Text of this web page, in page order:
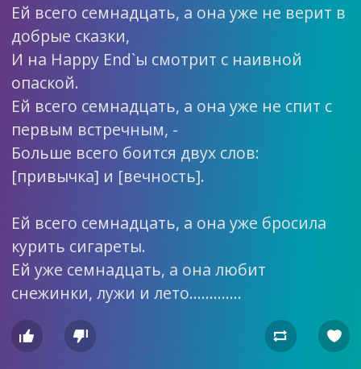
Ей всего семнадцать, а она уже не верит в
добрые сказки,
И на Happy End`ы смотрит с наивной
опаской.
Ей всего семнадцать, а она уже не спит с
первым встречным, -
Больше всего боится двух слов:
[привычка] и [вечность].
Ей всего семнадцать, а она уже бросила
курить сигареты.
Ей уже семнадцать, а она любит
снежинки, лужи и лето………….
   